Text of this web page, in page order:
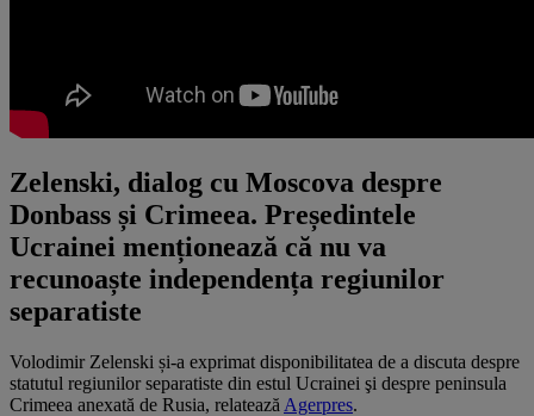
Zelenski, dialog cu Moscova despre
Donbass și Crimeea. Președintele
Ucrainei menționează că nu va
recunoaște independența regiunilor
separatiste
Volodimir Zelenski și-a exprimat disponibilitatea de a discuta despre
statutul regiunilor separatiste din estul Ucrainei şi despre peninsula
Crimeea anexată de Rusia, relatează Agerpres.